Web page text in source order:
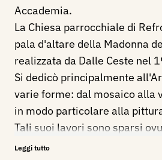
Accademia.
La Chiesa parrocchiale di
pala d'altare della Madonna
realizzata da Dalle Ceste nel
Si dedicò principalmente
varie forme: dal mosaico alla
in modo particolare alla
Tali suoi lavori sono sparsi
all'estero dalla Svizzera sino
Leggi tutto